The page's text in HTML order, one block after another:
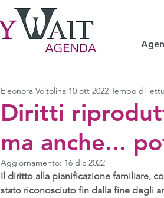
Diritti
ma anche...
Eleonora Voltolina 10 ott 2022 Tempo di
Aggiornamento: 16 dic 2022
Il diritto alla pianificazione familiare,
stato riconosciuto fin dalla fine degli